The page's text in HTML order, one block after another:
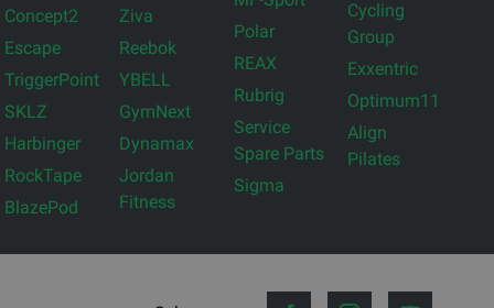
Concept2
Escape
TriggerPoint
SKLZ
Harbinger
RockTape
BlazePod
Ziva
Reebok
YBELL
GymNext
Dynamax
Jordan
Fitness
Polar
REAX
Rubrig
Service
Spare Parts
Sigma
Cycling
Group
Exxentric
Optimum11
Align
Pilates